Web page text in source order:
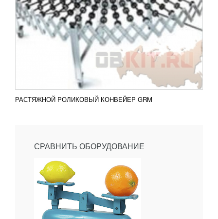
РАСТЯЖНОЙ РОЛИКОВЫЙ КОНВЕЙЕР GRM
СРАВНИТЬ ОБОРУДОВАНИЕ